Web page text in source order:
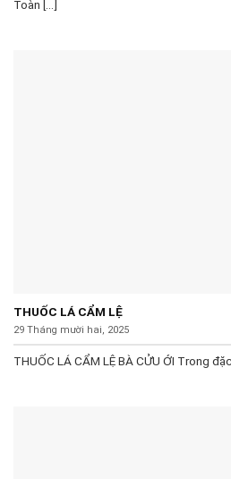
Toàn [...]
THUỐC LÁ CẨM LỆ
29 Tháng mười hai, 2025
THUỐC LÁ CẨM LỆ BÀ CỬU ỚI Trong